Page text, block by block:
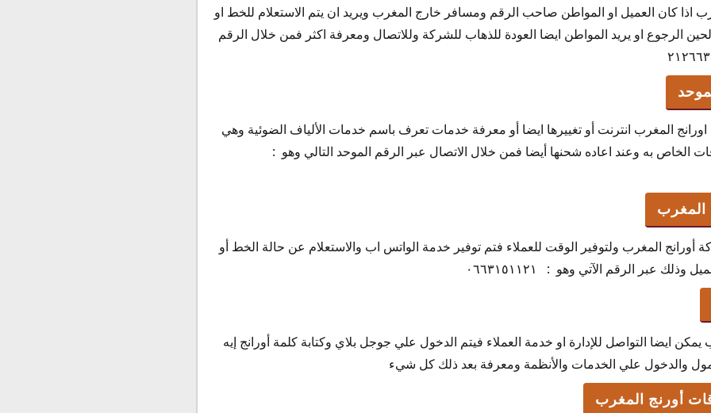
اذا كان العميل او المواطن صاحب الرقم ومسافر خارج المغرب ويريد ان يتم الاستعلام للخط او
لحين الرجوع او يريد المواطن ايضا العودة للذهاب للشركة وللاتصال ومعرفة اكثر فمن خلال الرقم
اورانج المغرب انترنت أو تغييرها ايضا أو معرفة خدمات تعرف باسم خدمات الألياف الضوئية وهي
الخاص به وعند اعاده شحنها أيضا فمن خلال الاتصال عبر الرقم الموحد التالي وهو :
المغرب
المغرب ولتوفير الوقت للعملاء فتم توفير خدمة الواتس اب والاستعلام عن حالة الخط أو
عبر الرقم الآتي وهو : ٠٦٦٣١٥١١٢١
ايضا التواصل للإدارة او خدمة العملاء فيتم الدخول علي جوجل بلاي وكتابة كلمة أورانج إيه
والدخول علي الخدمات والأنظمة ومعرفة بعد ذلك كل شيء
أورنج المغرب